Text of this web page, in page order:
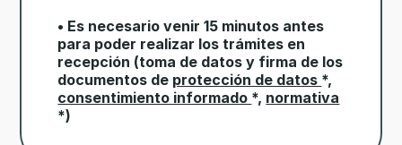
• Es necesario venir 15 minutos antes
para poder realizar los trámites en
recepción (toma de datos y firma de los
documentos de protección de datos *,
consentimiento informado *, normativa
*)